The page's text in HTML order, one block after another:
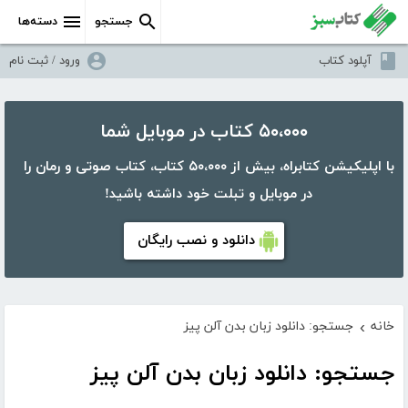
دسته‌ها جستجو
آپلود کتاب ورود / ثبت نام
۵۰،۰۰۰ کتاب در موبایل شما
با اپلیکیشن کتابراه، بیش از ۵۰،۰۰۰ کتاب، کتاب صوتی و رمان را
در موبایل و تبلت خود داشته باشید!
دانلود و نصب رایگان
خانه › جستجو: دانلود زبان بدن آلن پیز
جستجو: دانلود زبان بدن آلن پیز